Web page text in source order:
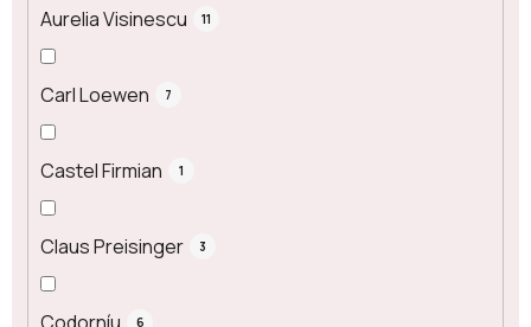
Aurelia Visinescu 11
Carl Loewen 7
Castel Firmian 1
Claus Preisinger 3
6